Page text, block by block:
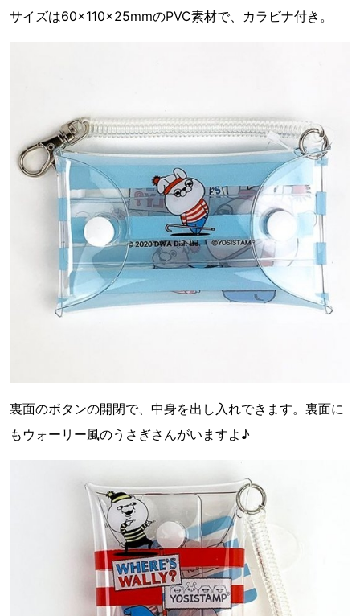
サイズは60×110×25mmのPVC素材で、カラビナ付き。
裏面のボタンの開閉で、中身を出し入れできます。裏面に
もウォーリー風のうさぎさんがいますよ♪